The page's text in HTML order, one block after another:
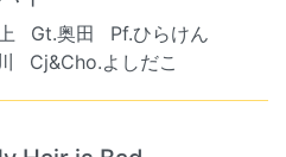
Gt.奥田
Pf.ひらけん
Cj&Cho.よしだこ